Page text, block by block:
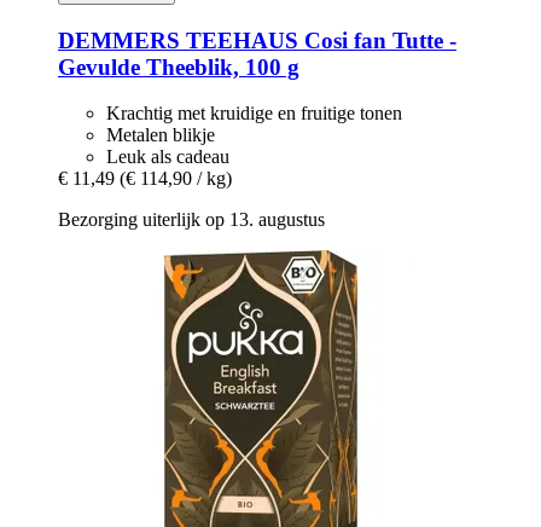
DEMMERS TEEHAUS Cosi fan Tutte -​
Gevulde Theeblik, 100 g
Krachtig met kruidige en fruitige tonen
Metalen blikje
Leuk als cadeau
€ 11,49 (€ 114,90 / kg)
Bezorging uiterlijk op 13. augustus